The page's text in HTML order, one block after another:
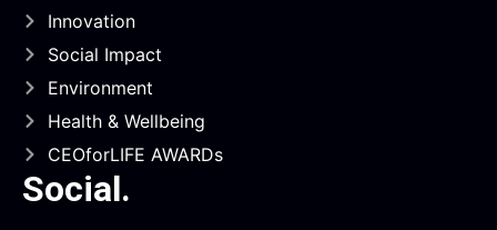
Innovation
Social Impact
Environment
Health & Wellbeing
CEOforLIFE AWARDs
Social.